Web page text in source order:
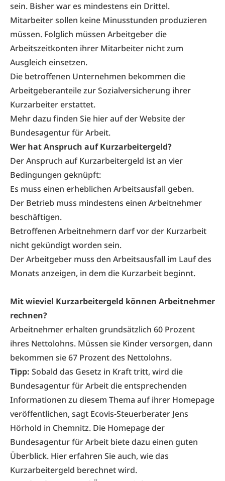
sein. Bisher war es mindestens ein Drittel.
Mitarbeiter sollen keine Minusstunden produzieren
müssen. Folglich müssen Arbeitgeber die
Arbeitszeitkonten ihrer Mitarbeiter nicht zum
Ausgleich einsetzen.
Die betroffenen Unternehmen bekommen die
Arbeitgeberanteile zur Sozialversicherung ihrer
Kurzarbeiter erstattet.
Mehr dazu finden Sie hierauf der Website der
Bundesagentur für Arbeit.
Wer hat Anspruch auf Kurzarbeitergeld?
Der Anspruch auf Kurzarbeitergeld ist an vier
Bedingungen geknüpft:
Es muss einen erheblichen Arbeitsausfall geben.
Der Betrieb muss mindestens einen Arbeitnehmer
beschäftigen.
Betroffenen Arbeitnehmern darf vor der Kurzarbeit
nicht gekündigt worden sein.
Der Arbeitgeber muss den Arbeitsausfall im Lauf des
Monats anzeigen, in dem die Kurzarbeit beginnt.
Mit wieviel Kurzarbeitergeld können Arbeitnehmer
rechnen?
Arbeitnehmer erhalten grundsätzlich 60 Prozent
ihres Nettolohns. Müssen sie Kinder versorgen, dann
bekommen sie 67 Prozent des Nettolohns.
Tipp: Sobald das Gesetz in Kraft tritt, wird die
Bundesagentur für Arbeitdie entsprechenden
Informationen zu diesem Thema auf ihrer Homepage
veröffentlichen, sagt Ecovis-Steuerberater Jens
Hörhold in Chemnitz. Die Homepage der
Bundesagentur für Arbeit biete dazu einen guten
Überblick. Hier erfahren Sie auch, wie das
Kurzarbeitergeld berechnet wird.